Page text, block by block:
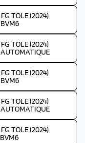
TOLE (2024)
TOLE (2024)
TOLE (2024)
TOLE (2024)
TOLE (2024)